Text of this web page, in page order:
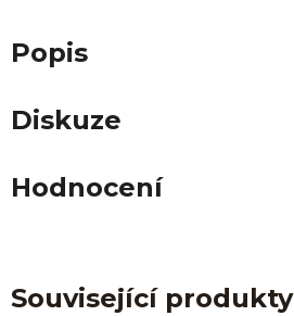
Popis
Diskuze
Hodnocení
Související produkty